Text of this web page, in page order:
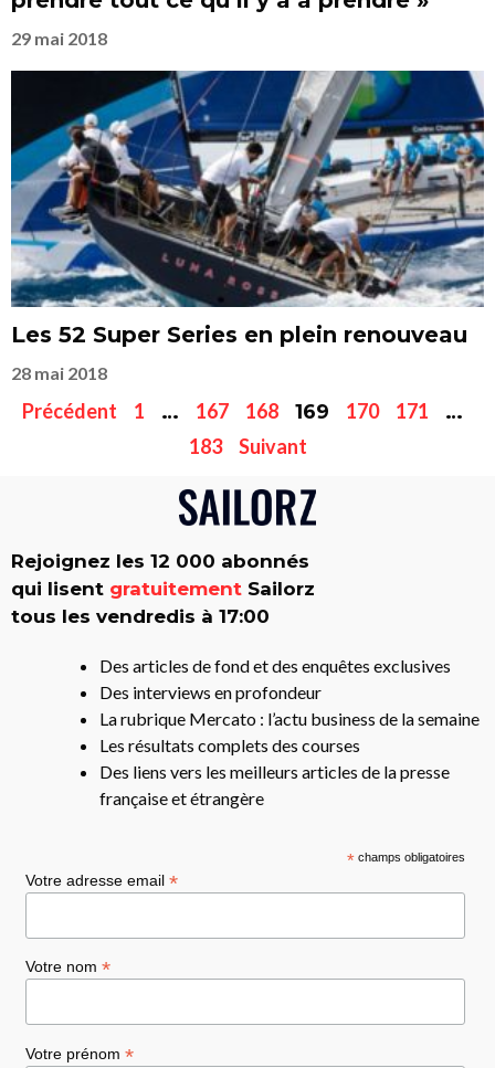
29 mai 2018
Les 52 Super Series en plein renouveau
28 mai 2018
Précédent 1 … 167 168 169 170 171
…
183
Suivant
Rejoignez les 12 000 abonnés
qui lisent gratuitement Sailorz
tous les vendredis à 17:00
Des articles de fond et des enquêtes exclusives
Des interviews en profondeur
La rubrique Mercato : l’actu business de la semaine
Les résultats complets des courses
Des liens vers les meilleurs articles de la presse
française et étrangère
* champs obligatoires
Votre adresse email *
Votre nom *
Votre prénom *